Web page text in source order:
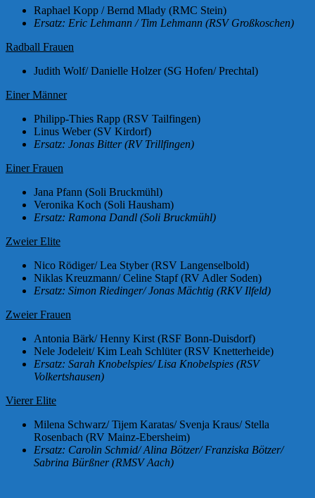
Raphael Kopp / Bernd Mlady (RMC Stein)
Ersatz: Eric Lehmann / Tim Lehmann (RSV Großkoschen)
Radball Frauen
Judith Wolf/ Danielle Holzer (SG Hofen/ Prechtal)
Einer Männer
Philipp-Thies Rapp (RSV Tailfingen)
Linus Weber (SV Kirdorf)
Ersatz: Jonas Bitter (RV Trillfingen)
Einer Frauen
Jana Pfann (Soli Bruckmühl)
Veronika Koch (Soli Hausham)
Ersatz: Ramona Dandl (Soli Bruckmühl)
Zweier Elite
Nico Rödiger/ Lea Styber (RSV Langenselbold)
Niklas Kreuzmann/ Celine Stapf (RV Adler Soden)
Ersatz: Simon Riedinger/ Jonas Mächtig (RKV Ilfeld)
Zweier Frauen
Antonia Bärk/ Henny Kirst (RSF Bonn-Duisdorf)
Nele Jodeleit/ Kim Leah Schlüter (RSV Knetterheide)
Ersatz: Sarah Knobelspies/ Lisa Knobelspies (RSV
Volkertshausen)
Vierer Elite
Milena Schwarz/ Tijem Karatas/ Svenja Kraus/ Stella
Rosenbach (RV Mainz-Ebersheim)
Ersatz: Carolin Schmid/ Alina Bötzer/ Franziska Bötzer/
Sabrina Bürßner (RMSV Aach)